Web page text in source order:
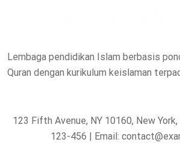
Lembaga pendidikan Islam berbasis
Quran dengan kurikulum keislaman
123 Fifth Avenue, NY 10160, New
123-456 | Email: